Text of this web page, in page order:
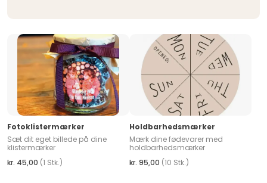
Fotoklistermærker
Sæt dit eget billede på dine
klistermærker
kr. 45,00 (1 Stk.)
Holdbarhedsmærker
Mærk dine fødevarer med
holdbarhedsmærker
kr. 95,00 (10 Stk.)